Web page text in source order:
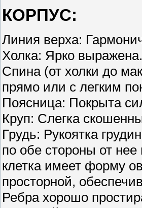
КОРПУС:
Линия верха:
Холка: Ярко выражена.
Спина (от холки до
прямо или с легким
Поясница: Покрыта
Круп: Слегка
Грудь: Рукоятка
по обе стороны от нее
клетка имеет форму
просторной,
Ребра хорошо